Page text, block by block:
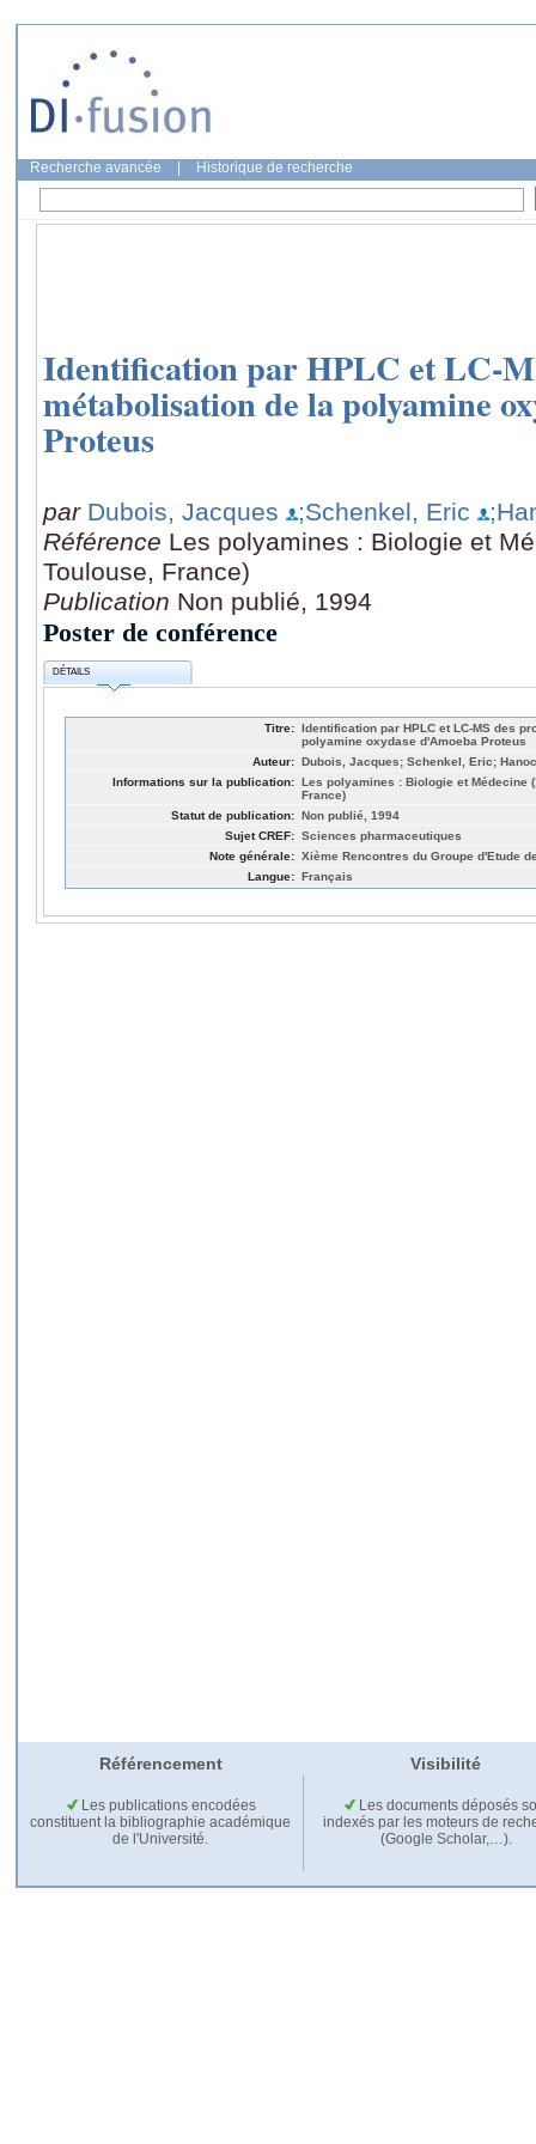
Recherche avancée Historique de recherche
Identification par HPLC et LC-
métabolisation de la polyamine
Proteus
par Dubois, Jacques ;Schenkel, Eric
Référence Les polyamines : Biologie et
Toulouse, France)
Publication Non publié, 1994
Poster de conférence
DÉTAILS
Titre: Identification par HPLC et LC-MS des
polyamine oxydase d'Amoeba Proteus
Auteur: Dubois, Jacques; Schenkel, Eric;
Informations sur la publication: Les polyamines : Biologie et Médecine
France)
Statut de publication: Non publié, 1994
Sujet CREF: Sciences pharmaceutiques
Note générale: Xième Rencontres du Groupe d'Etude
Langue: Français
Référencement Visibilité
Les publications encodées
constituent la bibliographie académique
de l'Université.
Les documents déposés
indexés par les moteurs de
(Google Scholar,…).